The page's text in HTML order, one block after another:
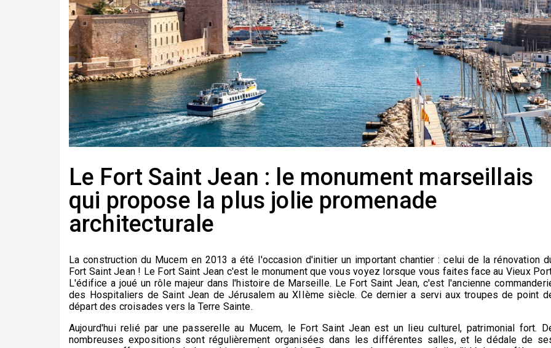
Le Fort Saint Jean : le monument marseillais
qui propose la plus jolie promenade
architecturale
La construction du Mucem en 2013 a été l'occasion d'initier un important chantier : celui de la rénovation
Fort Saint Jean ! Le Fort Saint Jean c'est le monument que vous voyez lorsque vous faites face au Vieux
L'édifice a joué un rôle majeur dans l'histoire de Marseille. Le Fort Saint Jean, c'est l'ancienne
des Hospitaliers de Saint Jean de Jérusalem au XIIème siècle. Ce dernier a servi aux troupes de point
départ des croisades vers la Terre Sainte.
Aujourd'hui relié par une passerelle au Mucem, le Fort Saint Jean est un lieu culturel, patrimonial fort.
nombreuses expositions sont régulièrement organisées dans les différentes salles, et le dédale de